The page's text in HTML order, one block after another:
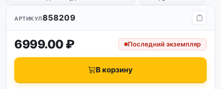
АРТИКУЛ858209
6999.00 ₽ Последний экземпляр
В корзину